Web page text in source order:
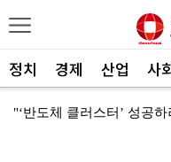
정치 경제 산업 사